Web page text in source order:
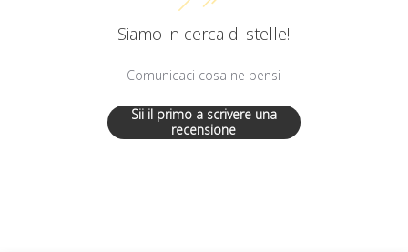
Siamo in cerca di stelle!
Comunicaci cosa ne pensi
Sii il primo a scrivere una
recensione